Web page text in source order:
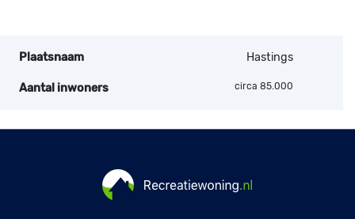
Plaatsnaam Hastings
Aantal inwoners circa 85.000